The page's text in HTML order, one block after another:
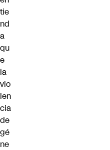
tie
nd
a
qu
e
la
vio
len
cia
de
gé
ne